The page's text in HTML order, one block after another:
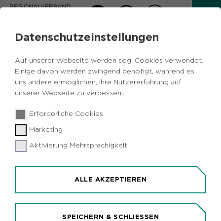
Datenschutzeinstellungen
Auf unserer Webseite werden sog. Cookies verwendet.
Einige davon werden zwingend benötigt, während es
uns andere ermöglichen, Ihre Nutzererfahrung auf
unserer Webseite zu verbessern.
Erforderliche Cookies
Marketing
Aktivierung Mehrsprachigkeit
ALLE AKZEPTIEREN
SPEICHERN & SCHLIESSEN
Zurück
08.05.2024 Ausgabe 05/2024
(Industrie)Kultur: Ruhrtriennale 2024